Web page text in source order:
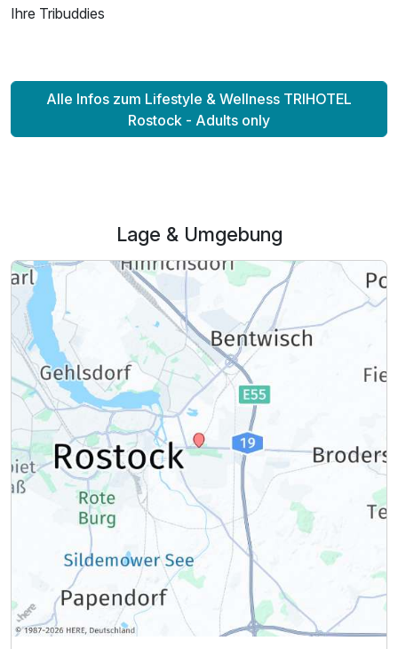
Ihre Tribuddies
Alle Infos zum Lifestyle & Wellness TRIHOTEL
Rostock - Adults only
Lage & Umgebung